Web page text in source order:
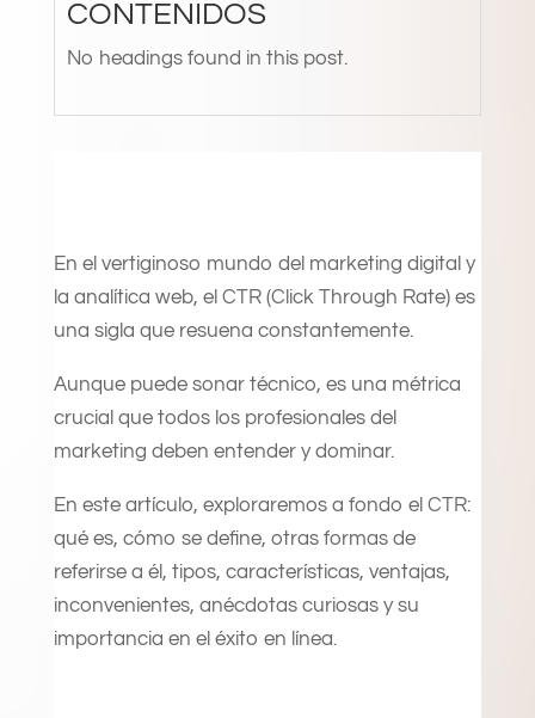
CONTENIDOS
No headings found in this post.
En el vertiginoso mundo del marketing digital y
la analítica web, el CTR (Click Through Rate) es
una sigla que resuena constantemente.
Aunque puede sonar técnico, es una métrica
crucial que todos los profesionales del
marketing deben entender y dominar.
En este artículo, exploraremos a fondo el CTR:
qué es, cómo se define, otras formas de
referirse a él, tipos, características, ventajas,
inconvenientes, anécdotas curiosas y su
importancia en el éxito en línea.